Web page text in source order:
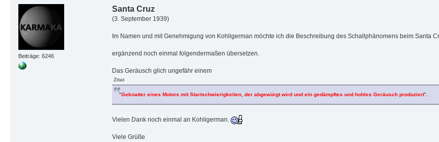
Beiträge: 6246
Santa Cruz
(3. September 1939)
Im Namen und mit Genehmigung von Kohligerman möchte ich die Beschreibung des Schallphänomens beim Santa
ergänzend noch einmal folgendermaßen übersetzen.
Das Geräusch glich ungefähr einem
Zitat
"Geknatter eines Motors mit Startschwierigkeiten, der abgewürgt wird und ein gedämpftes und hohles Geräusch produziert".
Vielen Dank noch einmal an Kohligerman.
Viele Grüße